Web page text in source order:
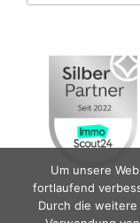
Um unsere
fortlaufend
Durch die